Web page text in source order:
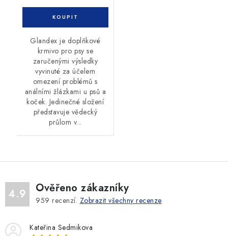
Glandex je doplňkové
krmivo pro psy se
zaručenými výsledky
vyvinuté za účelem
omezení problémů s
análními žlázkami u psů a
koček. Jedinečné složení
představuje vědecký
průlom v...
4.9 Ověřeno zákazníky
959 recenzí. Zobrazit všechny recenze
Kateřina Sedmikova